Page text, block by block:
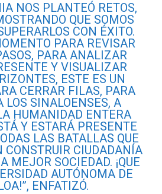
NOS PLANTEÓ RETOS,
QUE SOMOS
CON ÉXITO.
PARA REVISAR
PARA ANALIZAR
Y VISUALIZAR
ESTE ES UN
CERRAR FILAS, PARA
LOS SINALOENSES, A
HUMANIDAD ENTERA
Y ESTARÁ PRESENTE
LAS BATALLAS QUE
CONSTRUIR CIUDADANÍA
MEJOR SOCIEDAD. ¡QUE
AUTÓNOMA DE
ENFATIZÓ.